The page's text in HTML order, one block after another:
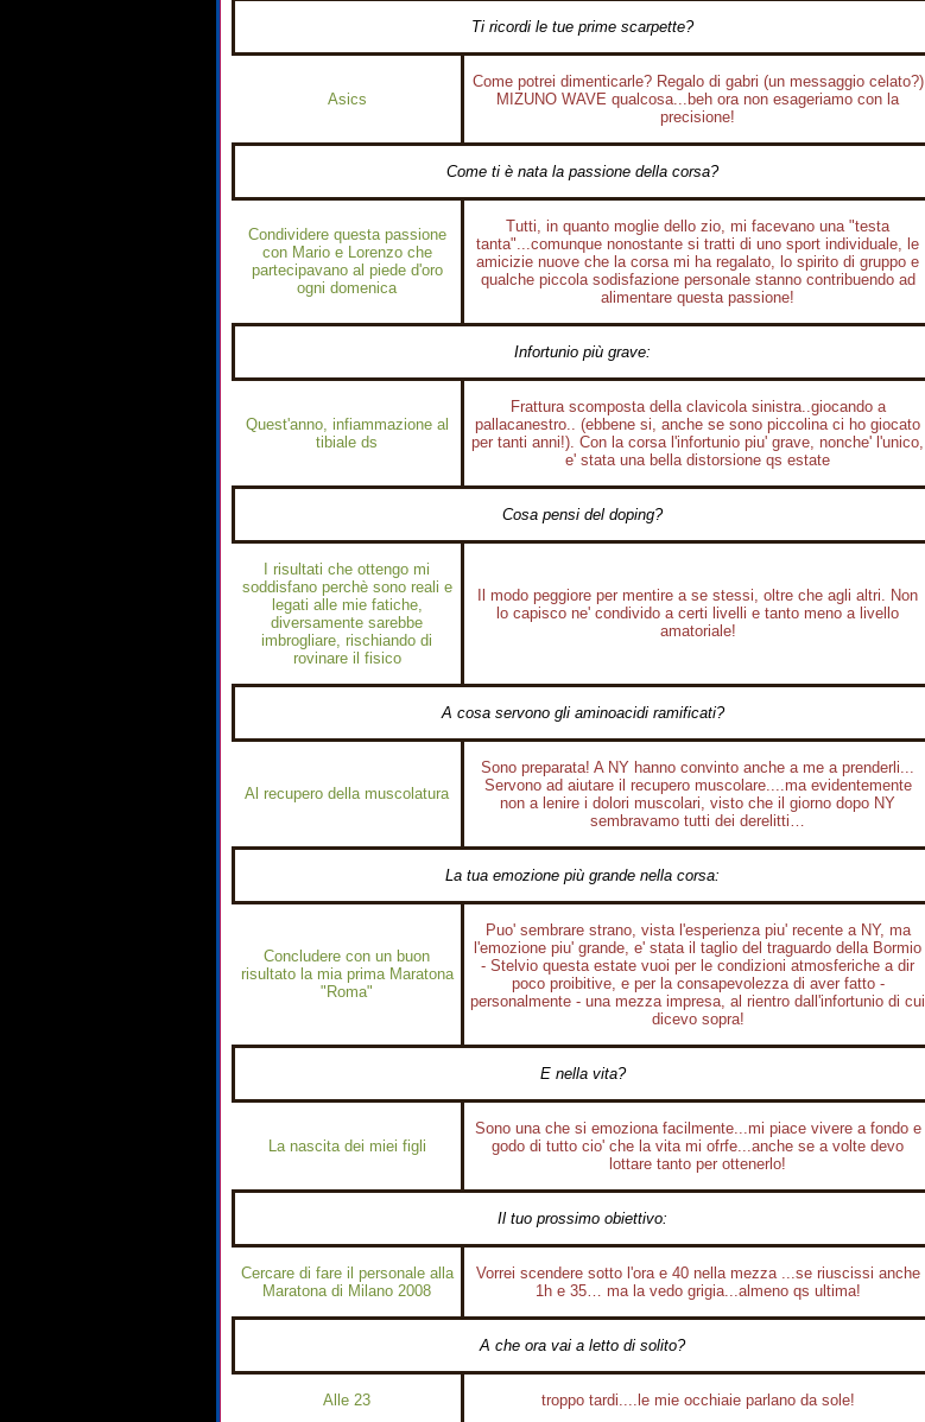
Ti ricordi le tue prime scarpette?
Asics
Come potrei dimenticarle? Regalo di gabri (un messaggio celato?)
MIZUNO WAVE qualcosa...beh ora non esageriamo con la
precisione!
Come ti è nata la passione della corsa?
Condividere questa passione
con Mario e Lorenzo che
partecipavano al piede d'oro
ogni domenica
Tutti, in quanto moglie dello zio, mi facevano una "testa
tanta"...comunque nonostante si tratti di uno sport individuale, le
amicizie nuove che la corsa mi ha regalato, lo spirito di gruppo e
qualche piccola sodisfazione personale stanno contribuendo ad
alimentare questa passione!
Infortunio più grave:
Quest'anno, infiammazione al
tibiale ds
Frattura scomposta della clavicola sinistra..giocando a
pallacanestro.. (ebbene si, anche se sono piccolina ci ho giocato
per tanti anni!). Con la corsa l'infortunio piu' grave, nonche' l'unico,
e' stata una bella distorsione qs estate
Cosa pensi del doping?
I risultati che ottengo mi
soddisfano perchè sono reali e
legati alle mie fatiche,
diversamente sarebbe
imbrogliare, rischiando di
rovinare il fisico
Il modo peggiore per mentire a se stessi, oltre che agli altri. Non
lo capisco ne' condivido a certi livelli e tanto meno a livello
amatoriale!
A cosa servono gli aminoacidi ramificati?
Al recupero della muscolatura
Sono preparata! A NY hanno convinto anche a me a prenderli...
Servono ad aiutare il recupero muscolare....ma evidentemente
non a lenire i dolori muscolari, visto che il giorno dopo NY
sembravamo tutti dei derelitti…
La tua emozione più grande nella corsa:
Concludere con un buon
risultato la mia prima Maratona
"Roma"
Puo' sembrare strano, vista l'esperienza piu' recente a NY, ma
l'emozione piu' grande, e' stata il taglio del traguardo della Bormio
- Stelvio questa estate vuoi per le condizioni atmosferiche a dir
poco proibitive, e per la consapevolezza di aver fatto -
personalmente - una mezza impresa, al rientro dall'infortunio di cui
dicevo sopra!
E nella vita?
La nascita dei miei figli
Sono una che si emoziona facilmente...mi piace vivere a fondo e
godo di tutto cio' che la vita mi ofrfe...anche se a volte devo
lottare tanto per ottenerlo!
Il tuo prossimo obiettivo:
Cercare di fare il personale alla
Maratona di Milano 2008
Vorrei scendere sotto l'ora e 40 nella mezza ...se riuscissi anche
1h e 35… ma la vedo grigia...almeno qs ultima!
A che ora vai a letto di solito?
Alle 23 troppo tardi....le mie occhiaie parlano da sole!